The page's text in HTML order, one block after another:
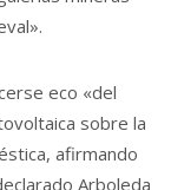
eco «del
sobre la
afirmando
Arboleda